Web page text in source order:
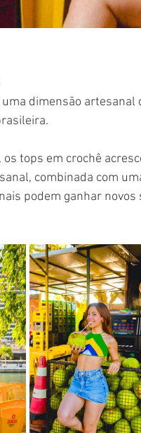
dimensão artesanal
tops em crochê
combinada com
podem ganhar